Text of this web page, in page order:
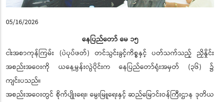
05/16/2026
နေပြည်တော် မေ ၁၅
ငါးအစာကုန်ကြမ်း (ပဲပုပ်ဖတ်) တင်သွင်းခွင့်ကိစ္စနှင့် ပတ်သက်သည့် ညှိနှိုင်း
အစည်းအဝေးကို ယနေ့မွန်းလွဲပိုင်းက နေပြည်တော်ရုံးအမှတ် (၃၆) ၌
ကျင်းပသည်။
အစည်းအဝေးတွင် စိုက်ပျိုးရေး၊ မွေးမြူရေးနှင့် ဆည်မြောင်းဝန်ကြီးဌာန ဒုတိယ